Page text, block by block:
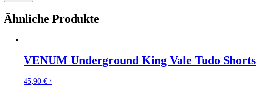
Ähnliche Produkte
VENUM Underground King Vale Tudo Shorts
45,90 € *